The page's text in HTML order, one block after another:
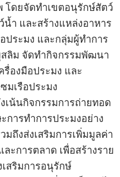
ดยจัดทำเขตอนุรักษ์สัตว์
ำ และสร้างแหล่งอาหาร
ประมง และกลุ่มผู้ทำการ
ลิม จัดทำกิจกรรมพัฒนา
องมือประมง และ
เรือประมง
เน้นกิจกรรมการถ่ายทอด
การทำการประมงอย่าง
ถึงส่งเสริมการเพิ่มมูลค่า
ะการตลาด เพื่อสร้างราย
สริมการอนุรักษ์